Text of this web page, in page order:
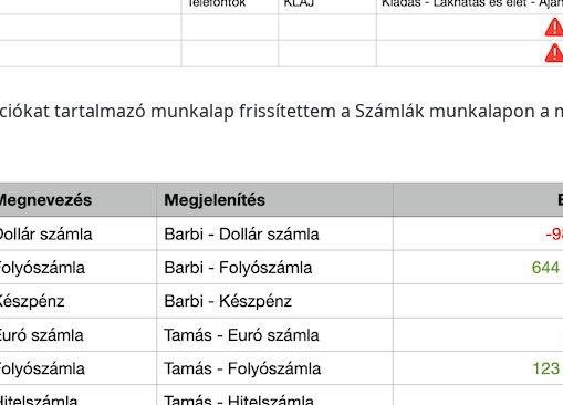
tartalmazó munkalap frissítettem a Számlák munkalapon a